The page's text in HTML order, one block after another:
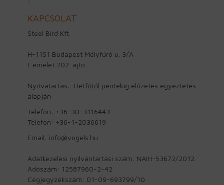
KAPCSOLAT
Steel Bird Kft.
H-1151 Budapest Mélyfúró u. 3/A
I. emelet 202. ajtó
Nyitvatartás: Hétfőtől péntekig előzetes egyeztetés
alapján
Telefon: +36-30-3116443
Telefon: +36-1-2036619
Email: info@vogels.hu
Adatkezelési nyilvántartási szám: NAIH-53672/2012.
Adószám: 12587960-2-42
Cégjegyzékszám: 01-09-693799/10